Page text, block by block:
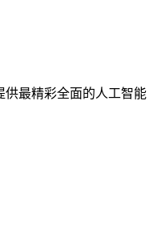
供最精彩全面的人工智能